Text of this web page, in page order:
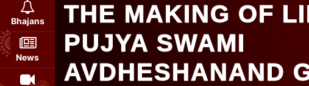
Bhajans
News
THE MAKING OF
PUJYA SWAMI
AVDHESHANAND